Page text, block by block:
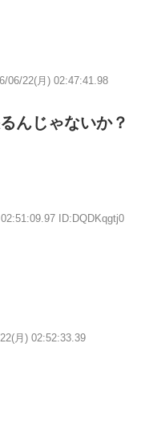
06/22(月) 02:47:41.98
んじゃないか？
ID:DQDKqgtj0
月) 02:52:33.39